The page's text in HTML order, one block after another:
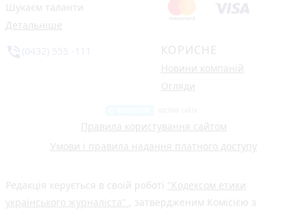
Шукаєм таланти
Детальніше
КОРИСНЕ
Новини компаній
Огляди
Правила користування сайтом
Умови і правила надання платного доступу
Редакція керується в своїй роботі "Кодексом етики
українського журналіста" , затвердженим Комісією з